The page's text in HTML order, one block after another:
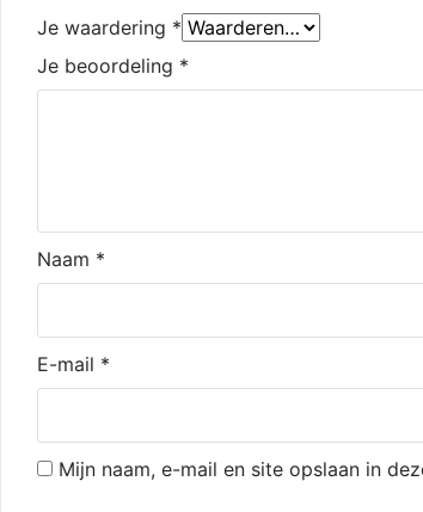
Je waardering *
Je beoordeling *
Naam *
E-mail *
Mijn naam, e-mail en site opslaan in